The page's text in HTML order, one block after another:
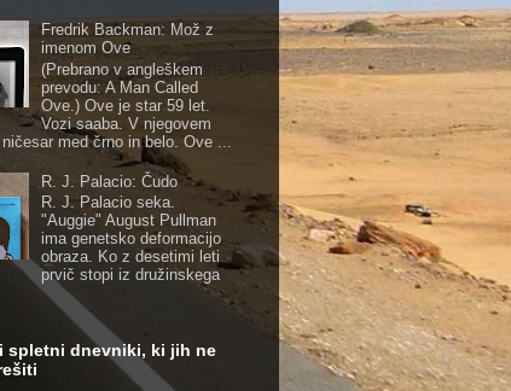
Fredrik Backman: Mož z
imenom Ove
(Prebrano v angleškem
prevodu: A Man Called
Ove.) Ove je star 59 let.
Vozi saaba. V njegovem
med črno in belo. Ove ...
R. J. Palacio: Čudo
R. J. Palacio seka.
"Auggie" August Pullman
ima genetsko deformacijo
obraza. Ko z desetimi leti
prvič stopi iz družinskega
spletni dnevniki, ki jih ne